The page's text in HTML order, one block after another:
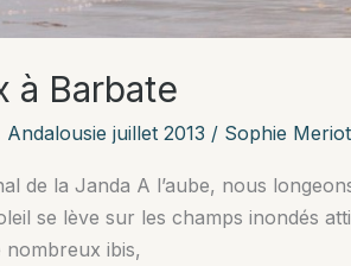
à Barbate
Andalousie juillet 2013 / Sophie
de la Janda A l’aube, nous
se lève sur les champs inondés
nombreux ibis,